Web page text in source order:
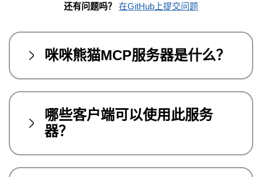
还有问题吗？ 在GitHub上提交问题
咪咪熊猫MCP服务器是什么？
哪些客户端可以使用此服务
器？